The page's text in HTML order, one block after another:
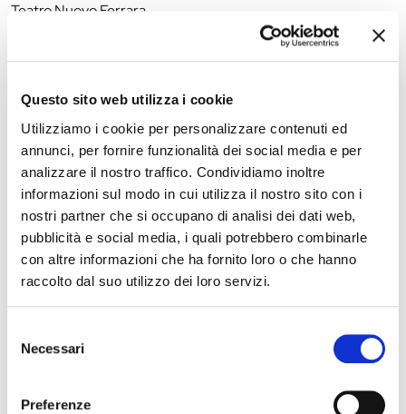
Questo sito web utilizza i cookie
Utilizziamo i cookie per personalizzare contenuti ed
annunci, per fornire funzionalità dei social media e per
analizzare il nostro traffico. Condividiamo inoltre
informazioni sul modo in cui utilizza il nostro sito con i
nostri partner che si occupano di analisi dei dati web,
pubblicità e social media, i quali potrebbero combinarle
con altre informazioni che ha fornito loro o che hanno
raccolto dal suo utilizzo dei loro servizi.
delNecessari
Preferenze
Teatro Nuovo Ferrara
Cell: 3775734903
E-mail:
info@teatronuovoferrara.com
www.teatronuovoferrara.com
The editorial team is not responsible for any inaccuracies or
changes in the program of events reported. In case of
cancellation, variation, modification of the information of an
event you can write to
infotur@comune.fe.it